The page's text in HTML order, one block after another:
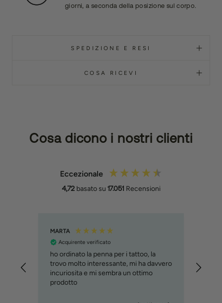
giorni, a seconda della posizione sul corpo.
SPEDIZIONE E RESI
COSA RICEVI
Cosa dicono i nostri clienti
Eccezionale
4,72 basato su 17.051 Recensioni
MARTA
Acquirente verificato
ho ordinato la penna per i tattoo, la
trovo molto interessante, mi ha davvero
incuriosita e mi sembra un ottimo
prodotto